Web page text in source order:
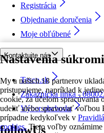
Nastavenia
My a našich 18 partnerov
pristupujeme, napríklad k
cookie, za účelom spracúvania
udeliť alebo spravovať voľbou
prípadne kedykoľvek v
cookies. Tieto voľby oznámime
Registrácia
Objednanie doručenia
Moje obľúbené
Kontaktujte nás
Tesco.sk
Zákaznícka linka -
Výber obchodu
followUs